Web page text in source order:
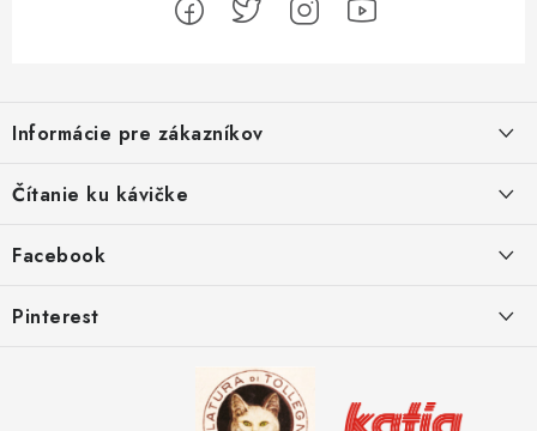
p
ä
Informácie pre zákazníkov
Ako sa registrovať
Kedy objednáme nový tovar
Čítanie ku kávičke
Ako sa orientovať v hrúbke priadzí
Facebook
Pinterest